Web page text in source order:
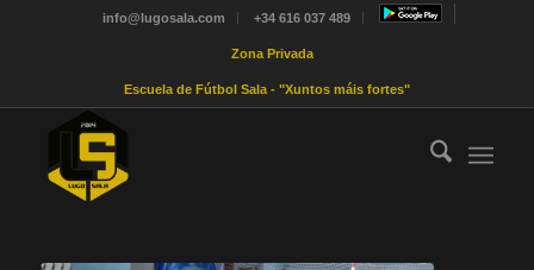
info@lugosala.com +34 616 037 489
Zona Privada
Escuela de Fútbol Sala - "Xuntos máis fortes"